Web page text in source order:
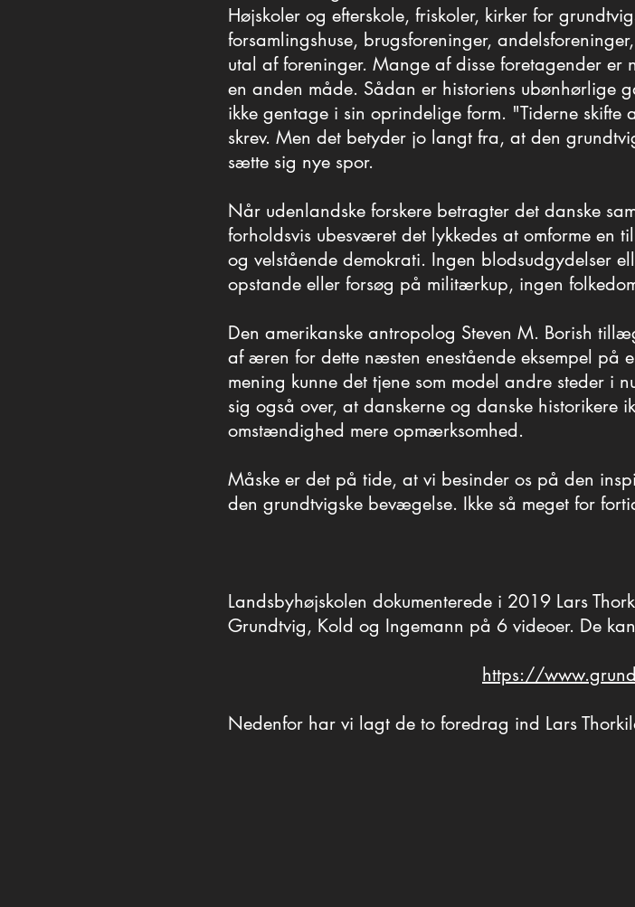
Rundt omkring i det danske landskab ser man
Højskoler og efterskole, friskoler, kirker for
forsamlingshuse, brugsforeninger,
utal af foreninger. Mange af disse foretagender
en anden måde. Sådan er historiens ubønhørlige
ikke gentage i sin oprindelige form. "Tiderne
skrev. Men det betyder jo langt fra, at den
Når udenlandske forskere betragter det danske
forholdsvis ubesværet det lykkedes at omforme en
og velstående demokrati. Ingen blodsudgydelser
Den amerikanske antropolog Steven M. Borish
af æren for dette næsten enestående eksempel på
mening kunne det tjene som model andre steder i
sig også over, at danskerne og danske historikere
Måske er det på tide, at vi besinder os på den
Højskoler og efterskole, friskoler, kirker for
forsamlingshuse, brugsforeninger,
utal af foreninger. Mange af disse foretagender
en anden måde. Sådan er historiens ubønhørlige
ikke gentage i sin oprindelige form. "Tiderne
skrev. Men det betyder jo langt fra, at den
sætte sig nye spor.
Når udenlandske forskere betragter det danske
forholdsvis ubesværet det lykkedes at omforme en
og velstående demokrati. Ingen blodsudgydelser
opstande eller forsøg på militærkup, ingen
Den amerikanske antropolog Steven M. Borish
af æren for dette næsten enestående eksempel på
mening kunne det tjene som model andre steder i
sig også over, at danskerne og danske historikere
omstændighed mere opmærksomhed.
Måske er det på tide, at vi besinder os på den
den grundtvigske bevægelse. Ikke så meget for
Landsbyhøjskolen dokumenterede i 2019 Lars
Grundtvig, Kold og Ingemann på 6 videoer. De
https://
Nedenfor har vi lagt de to foredrag ind Lars